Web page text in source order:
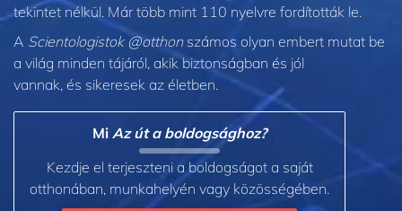
tekintet nélkül. Már több mint 110 nyelvre fordították le.
A Scientologistok @otthonszámos olyan embert mutat be
a világ minden tájáról, akik biztonságban és jól
vannak, és sikeresek az életben.
Mi Az út a boldogsághoz?
Kezdje el terjeszteni a boldogságot a saját
otthonában, munkahelyén vagy közösségében.